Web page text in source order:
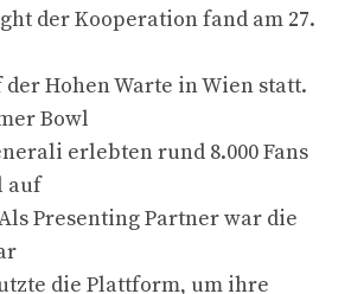
der Kooperation fand am 27.
Hohen Warte in Wien statt.
Bowl
erlebten rund 8.000 Fans
auf
Presenting Partner war die
die Plattform, um ihre